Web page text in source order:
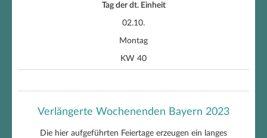
Tag der dt. Einheit
02.10.
Montag
KW 40
Verlängerte Wochenenden Bayern 2023
Die hier aufgeführten Feiertage erzeugen ein langes